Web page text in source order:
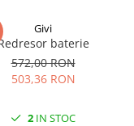
Givi
baterie
572,00 RON
503,36 RON
2 IN STOC